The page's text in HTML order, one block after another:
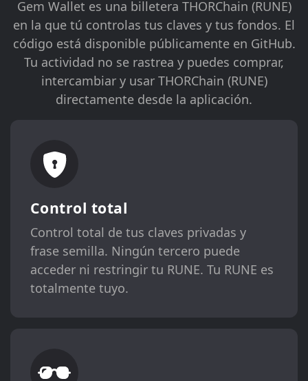
Gem Wallet es una billetera THORChain (RUNE)
en la que tú controlas tus claves y tus fondos. El
código está disponible públicamente en GitHub.
Tu actividad no se rastrea y puedes comprar,
intercambiar y usar THORChain (RUNE)
directamente desde la aplicación.
Control total
Control total de tus claves privadas y
frase semilla. Ningún tercero puede
acceder ni restringir tu RUNE. Tu RUNE es
totalmente tuyo.